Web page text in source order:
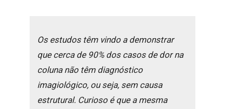
Os estudos têm vindo a demonstrar
que cerca de 90% dos casos de dor na
coluna não têm diagnóstico
imagiológico, ou seja, sem causa
estrutural. Curioso é que a mesma